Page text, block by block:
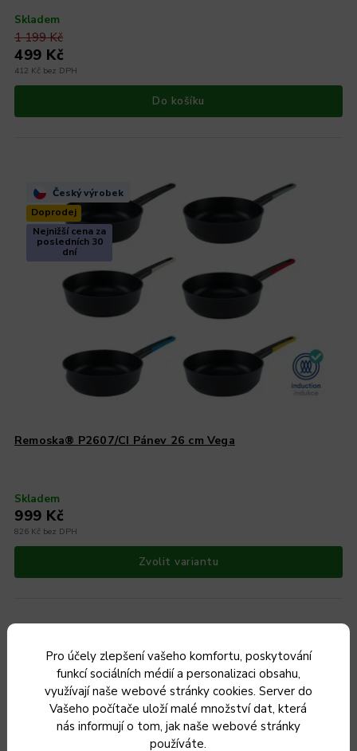
Pro účely zlepšení vašeho komfortu, poskytování
funkcí sociálních médií a personalizaci obsahu,
využívají naše webové stránky cookies. Server do
Vašeho počítače uloží malé množství dat, která
nás informují o tom, jak naše webové stránky
používáte.
Skladem
412 Kč bez DPH
1 199 Kč
499 Kč
Do košíku
Český výrobek
Doprodej
Nejnižší cena za
posledních 30
dní
Remoska® P2607/CI Pánev 26 cm Vega
Skladem
826 Kč bez DPH
999 Kč
Zvolit variantu
Pečicími pánvemi se nazývají pánve, které je možné používat
také v troubě. Máte tedy jednoduchou možnost pokrm i s
pánví po opečení šoupnout do trouby a zapéct nebo
gratinovat.